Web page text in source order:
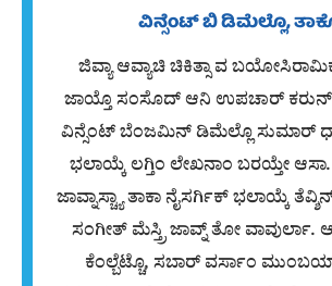
ವಿನ್ಸೆಂಟ್ ಬಿ ಡಿಮೆಲ್ಲೊ,
ಜಿವ್ಯಾ ಆವ್ಯಾಚಿ ಚಿಕಿತ್ಸಾ ವ
ಜಾಯ್ತೊ ಸಂಸೊದ್ ಆನಿ ಉಪಚಾರ್ ಕರುನ್
ವಿನ್ಸೆಂಟ್ ಬೆಂಜಮಿನ್ ಡಿಮೆಲ್ಲೊ ಸುಮಾರ್
ಭಲಾಯ್ಕೆ ಲಗ್ತಿಂ ಲೇಖನಾಂ ಬರಯ್ತೇ
ಜಾವ್ನಾಸ್ಚ್ಯಾ ತಾಕಾ ನೈಸರ್ಗಿಕ್ ಭಲಾಯ್ಕೆ
ಸಂಗೀತ್ ಮೆಸ್ತ್ರಿ ಜಾವ್ನ್ ತೋ ವಾವುರ್ಲಾ.
ಕೆಂಲ್ಬೆಟ್ಚೊ, ಸಬಾರ್ ವರ್ಸಾಂ ಮುಂಬಯ್